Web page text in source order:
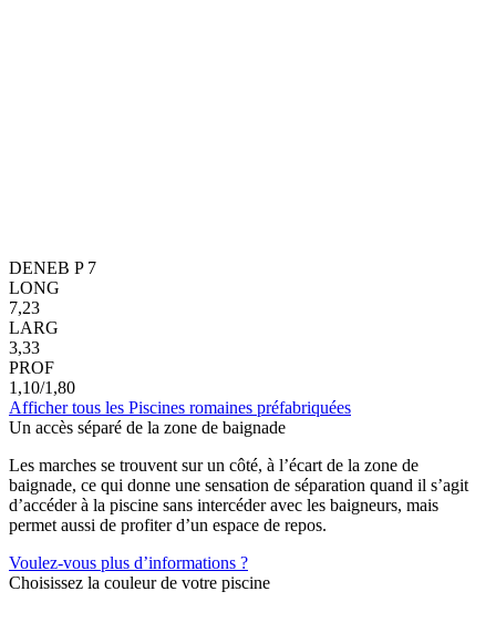
DENEB P 7
LONG
7,23
LARG
3,33
PROF
1,10/1,80
Afficher tous les Piscines romaines préfabriquées
Un accès séparé de la zone de baignade
Les marches se trouvent sur un côté, à l’écart de la zone de
baignade, ce qui donne une sensation de séparation quand il s’agit
d’accéder à la piscine sans intercéder avec les baigneurs, mais
permet aussi de profiter d’un espace de repos.
Voulez-vous plus d’informations ?
Choisissez la couleur de votre piscine